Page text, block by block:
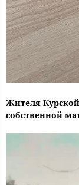
Жителя
собственной